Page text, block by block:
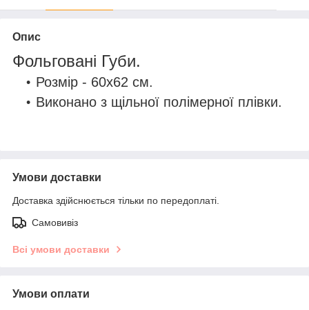
Опис
Фольговані Губи.
Розмір - 60х62 см.
Виконано з щільної полімерної плівки.
Умови доставки
Доставка здійснюється тільки по передоплаті.
Самовивіз
Всі умови доставки
Умови оплати